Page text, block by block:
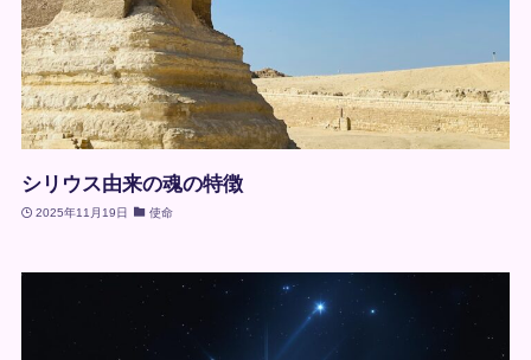
シリウス由来の魂の特徴
2025年11月19日 使命